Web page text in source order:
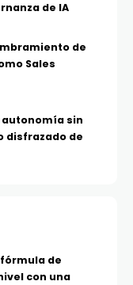
de IA
de
Sales
sin
disfrazado de
de
con una